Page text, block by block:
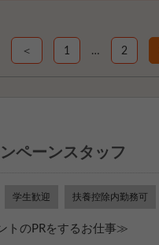
＜ 1 … 2
ペーンスタッフ
学生歓迎 扶養控除内勤務可
トのPRをするお仕事≫